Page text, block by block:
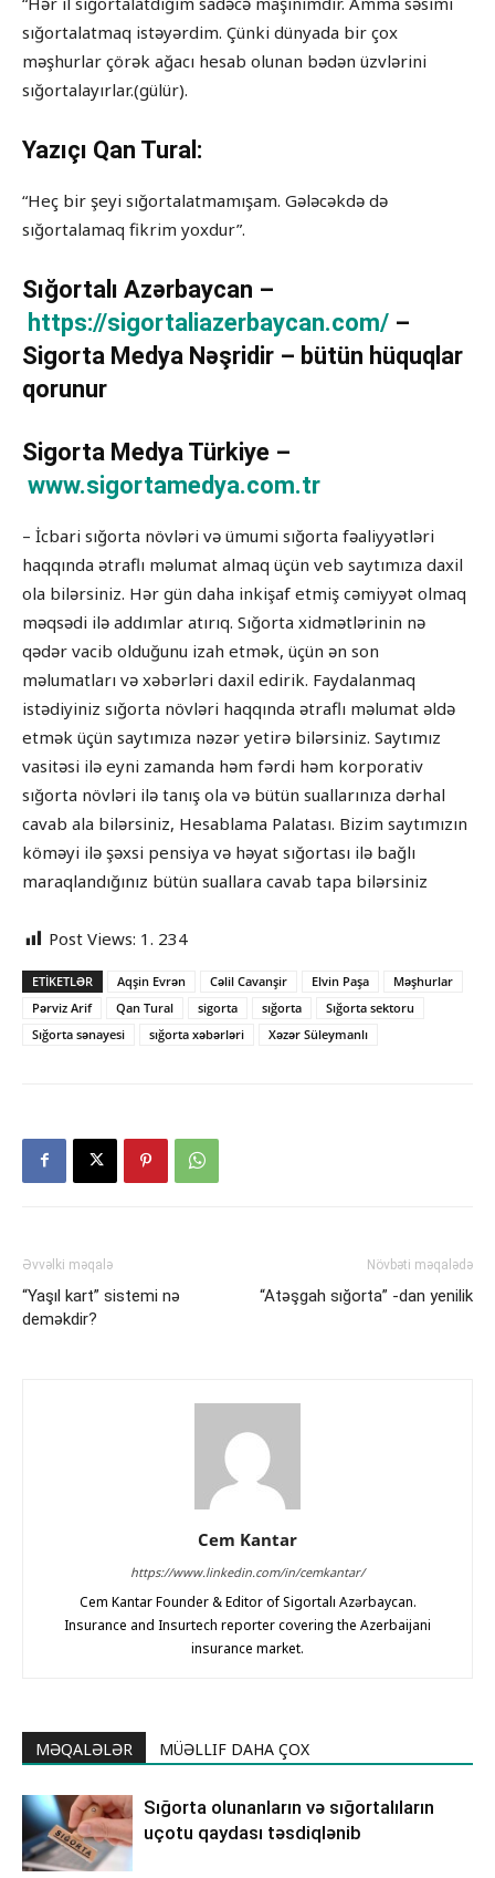
sığortalatmaq istəyərdim. Çünki dünyada bir çox
məşhurlar çörək ağacı hesab olunan bədən üzvlərini
sığortalayırlar.(gülür).
Yazıçı Qan Tural:
“Heç bir şeyi sığortalatmamışam. Gələcəkdə də
sığortalamaq fikrim yoxdur”.
Sığortalı Azərbaycan –
https://sigortaliazerbaycan.com/ –
Sigorta Medya Nəşridir – bütün hüquqlar
qorunur
Sigorta Medya Türkiye –
www.sigortamedya.com.tr
– İcbari sığorta növləri və ümumi sığorta fəaliyyətləri
haqqında ətraflı məlumat almaq üçün veb saytımıza daxil
ola bilərsiniz. Hər gün daha inkişaf etmiş cəmiyyət olmaq
məqsədi ilə addımlar atırıq. Sığorta xidmətlərinin nə
qədər vacib olduğunu izah etmək, üçün ən son
məlumatları və xəbərləri daxil edirik. Faydalanmaq
istədiyiniz sığorta növləri haqqında ətraflı məlumat əldə
etmək üçün saytımıza nəzər yetirə bilərsiniz. Saytımız
vasitəsi ilə eyni zamanda həm fərdi həm korporativ
sığorta növləri ilə tanış ola və bütün suallarınıza dərhal
cavab ala bilərsiniz, Hesablama Palatası. Bizim saytımızın
köməyi ilə şəxsi pensiya və həyat sığortası ilə bağlı
maraqlandığınız bütün suallara cavab tapa bilərsiniz
Post Views: 1. 234
ETIKETLƏR Aqşin Evrən Cəlil Cavanşir Elvin Paşa
Məşhurlar
Pərviz Arif
Qan Tural sigorta sığorta
Sığorta sektoru
Sığorta sənayesi
sığorta xəbərləri Xəzər Süleymanlı
Əvvəlki məqalə
“Yaşıl kart” sistemi nə
deməkdir?
Növbəti məqalədə
“Atəşgah sığorta” -dan yenilik
Cem Kantar
https://www.linkedin.com/in/cemkantar/
Cem Kantar Founder & Editor of Sigortalı Azərbaycan.
Insurance and Insurtech reporter covering the Azerbaijani
insurance market.
MƏQALƏLƏR MÜƏLLIF DAHA ÇOX
Sığorta olunanların və sığortalıların
uçotu qaydası təsdiqlənib